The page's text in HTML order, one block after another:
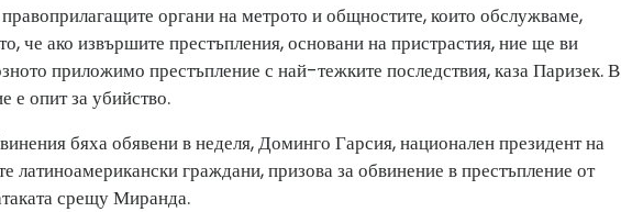
правоприлагащите органи на метрото и общностите, които обслужваме,
че ако извършите престъпления, основани на пристрастия, ние ще ви
приложимо престъпление с най-тежките последствия, каза Паризек. В
е опит за убийство.
бяха обявени в неделя, Доминго Гарсия, национален президент на
латиноамерикански граждани, призова за обвинение в престъпление от
срещу Миранда.